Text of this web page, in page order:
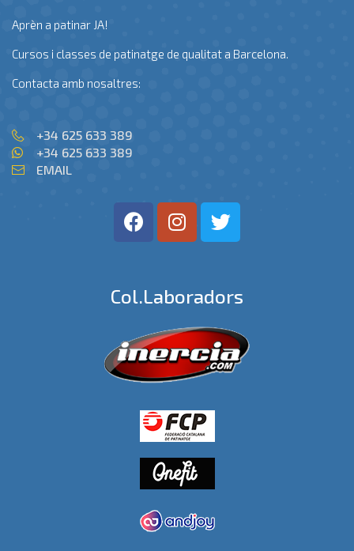
Aprèn a patinar JA!
Cursos i classes de patinatge de qualitat a Barcelona.
Contacta amb nosaltres:
+34 625 633 389
+34 625 633 389
EMAIL
Col.laboradors